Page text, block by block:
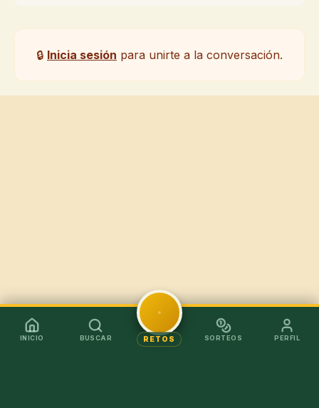
🔒 Inicia sesión para unirte a la conversación.
INICIO BUSCAR RETOS SORTEOS PERFIL